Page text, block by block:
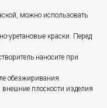
можно использовать
уретановые краски. Перед
наносите при
обезжиривания.
внешние плоскости изделия